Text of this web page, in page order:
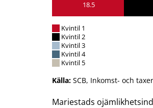
18.5
Kvintil 1
Kvintil 2
Kvintil 3
Kvintil 4
Kvintil 5
Källa: SCB, Inkomst- och
Mariestads